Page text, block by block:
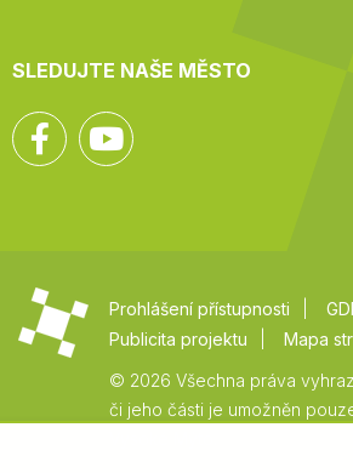
SLEDUJTE NAŠE MĚSTO
Facebook
Prohlášení přístupnosti
Publicita projektu
Mapa
© 2026 Všechna práva
či jeho části je umožněn